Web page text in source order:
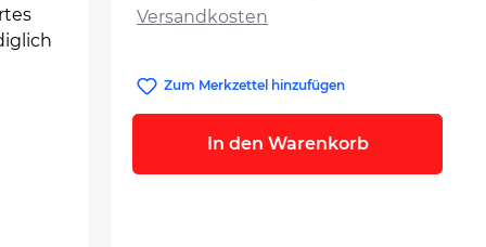
Versandkosten
Zum Merkzettel hinzufügen
In den Warenkorb